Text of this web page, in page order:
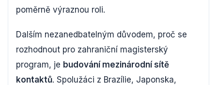
poměrně výraznou roli.
Dalším nezanedbatelným důvodem, proč se
rozhodnout pro zahraniční magisterský
program, je budování mezinárodní sítě
kontaktů. Spolužáci z Brazílie, Japonska,